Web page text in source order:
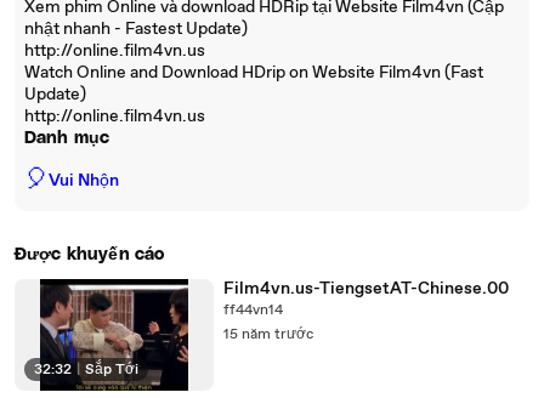
Xem phim Online và download HDRip tại Website Film4vn (Cập
nhật nhanh - Fastest Update)
http://online.film4vn.us
Watch Online and Download HDrip on Website Film4vn (Fast
Update)
http://online.film4vn.us
Danh mục
🎈Vui Nhộn
Được khuyến cáo
32:32 Sắp Tới
Film4vn.us-TiengsetAT-Chinese.00
ff44vn14
15 năm trước